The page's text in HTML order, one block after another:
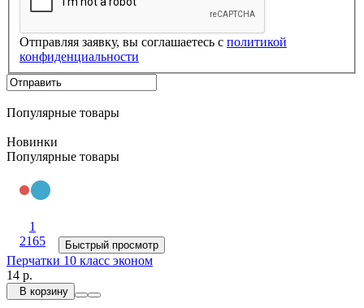
Отправляя заявку, вы соглашаетесь с политикой
конфиденциальности
Популярные товары
Новинки
Популярные товары
1
2165
Быстрый просмотр
Перчатки 10 класс эконом
14 р.
В корзину